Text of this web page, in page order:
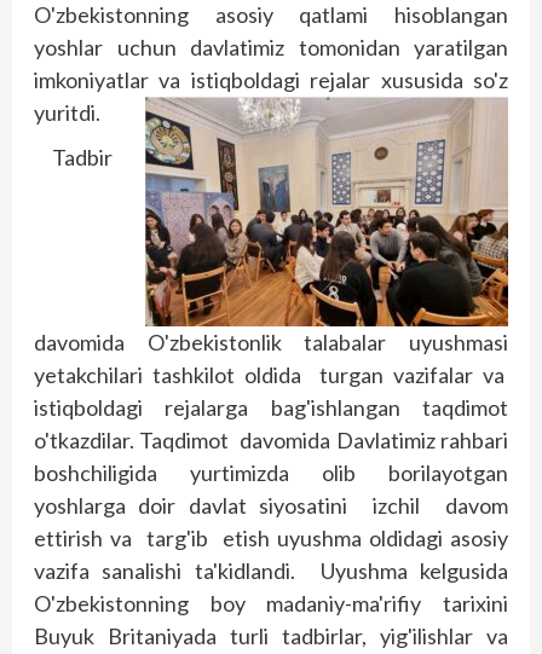
O'zbekistonning asosiy qatlami hisoblangan
yoshlar uchun davlatimiz tomonidan yaratilgan
imkoniyatlar va istiqboldagi rejalar xususida so'z
yuritdi.
Tadbir
davomida O'zbekistonlik talabalar uyushmasi
yetakchilari tashkilot oldida turgan vazifalar va
istiqboldagi rejalarga bag'ishlangan taqdimot
o'tkazdilar. Taqdimot davomida Davlatimiz rahbari
boshchiligida yurtimizda olib borilayotgan
yoshlarga doir davlat siyosatini izchil davom
ettirish va targ'ib etish uyushma oldidagi asosiy
vazifa sanalishi ta'kidlandi. Uyushma kelgusida
O'zbekistonning boy madaniy-ma'rifiy tarixini
Buyuk Britaniyada turli tadbirlar, yig'ilishlar va